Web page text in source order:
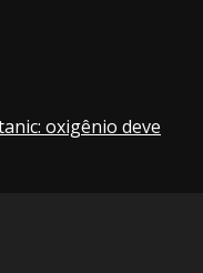
oxigênio deve